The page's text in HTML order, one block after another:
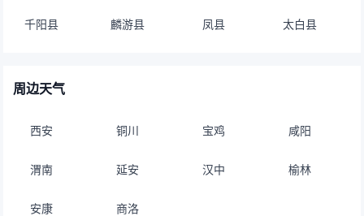
千阳县 麟游县 凤县 太白县
周边天气
西安 铜川 宝鸡 咸阳
渭南 延安 汉中 榆林
安康 商洛